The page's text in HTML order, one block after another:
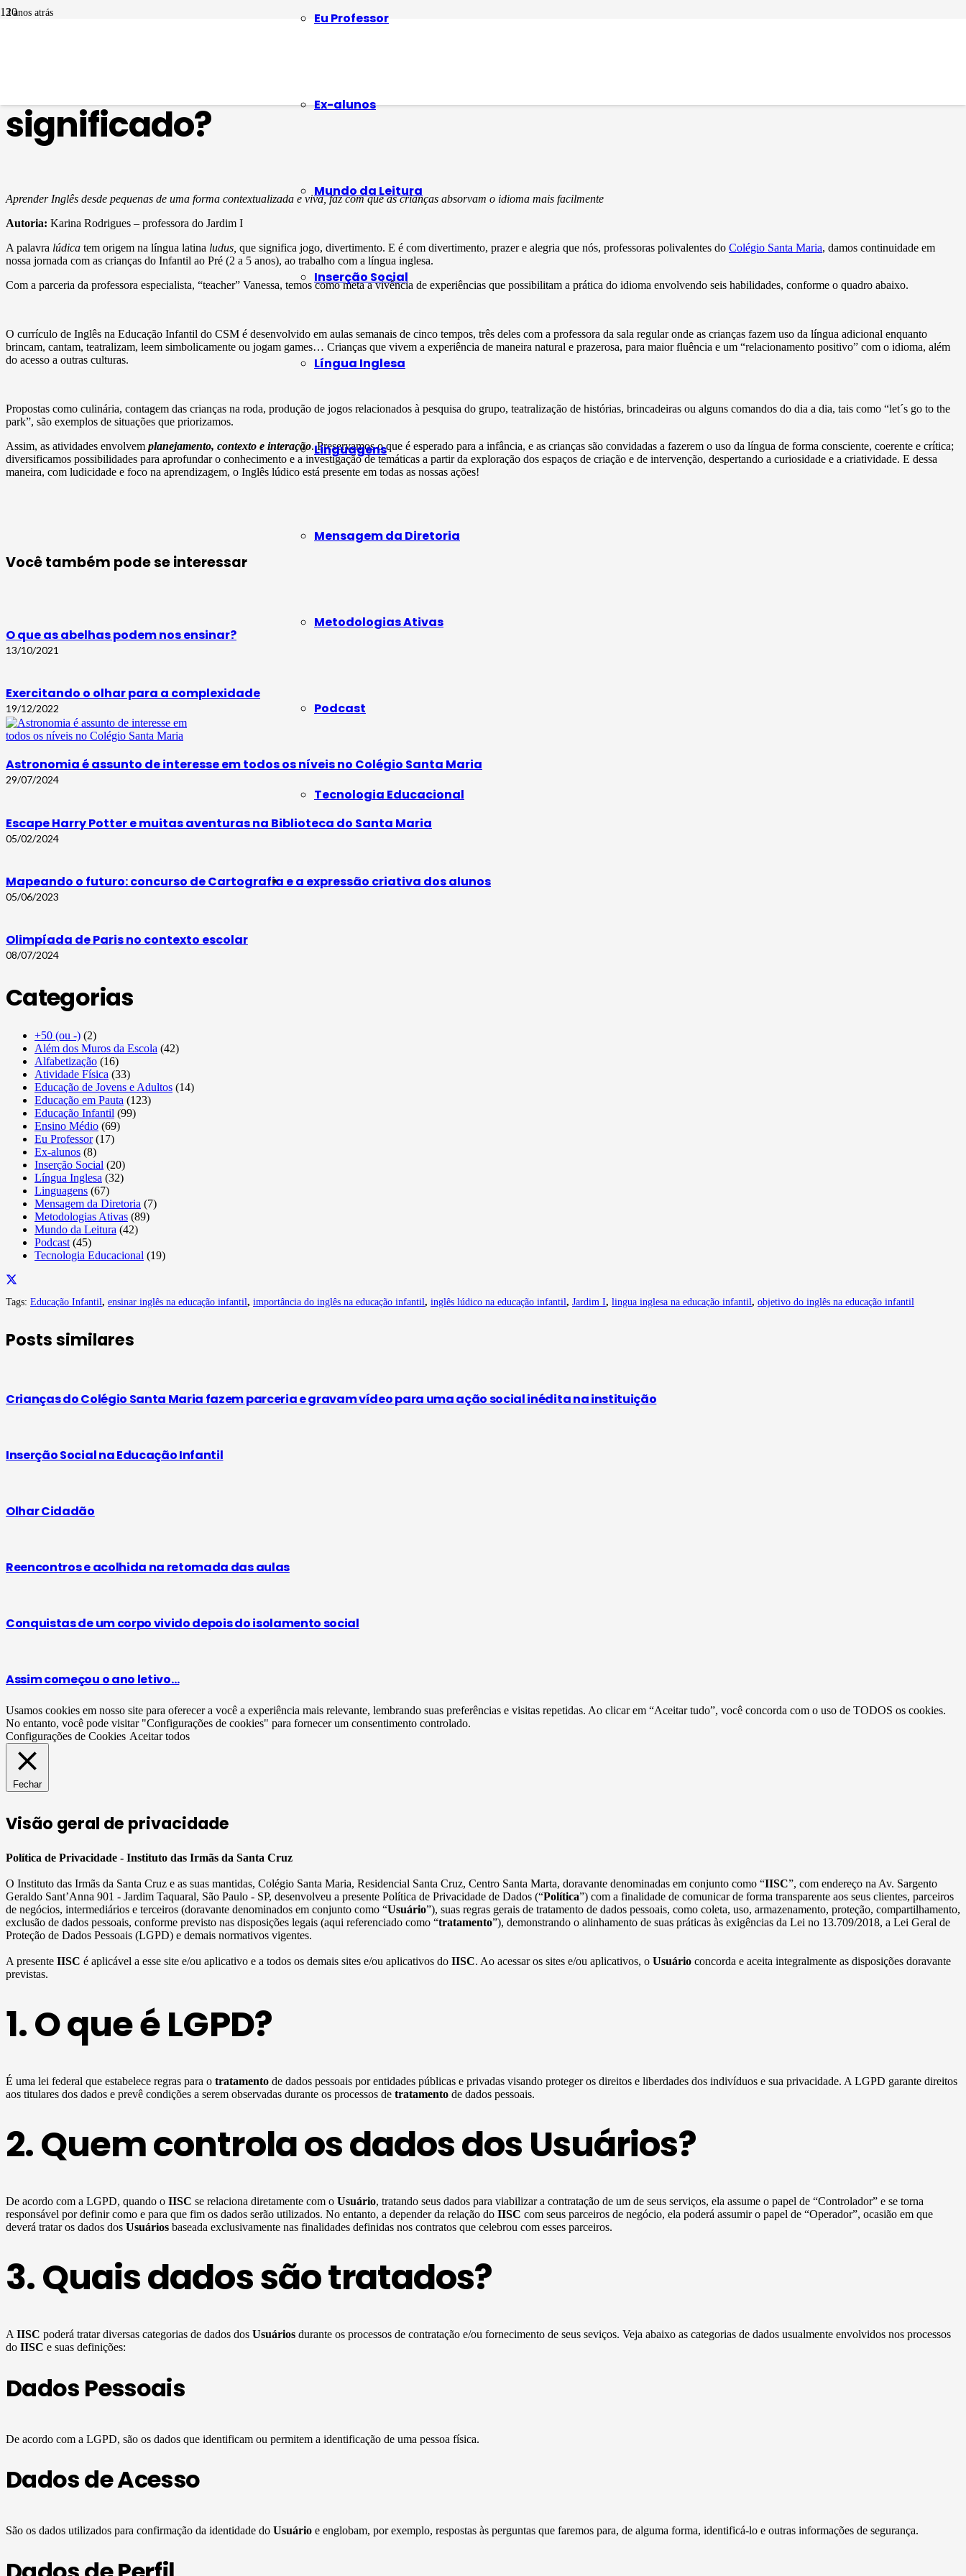
Eu Professor
Ex-alunos
Mundo da Leitura
Inserção Social
Língua Inglesa
Linguagens
Mensagem da Diretoria
Metodologias Ativas
Podcast
Tecnologia Educacional
3 anos atrás
significado?
Aprender Inglês desde pequenas de uma forma contextualizada e viva, faz com que as crianças absorvam o idioma mais facilmente
Autoria: Karina Rodrigues – professora do Jardim I
A palavra lúdica tem origem na língua latina ludus, que significa jogo, divertimento. E é com divertimento, prazer e alegria que nós, professoras polivalentes do Colégio Santa Maria, damos continuidade em
nossa jornada com as crianças do Infantil ao Pré (2 a 5 anos), ao trabalho com a língua inglesa.
Com a parceria da professora especialista, “teacher” Vanessa, temos como meta a vivência de experiências que possibilitam a prática do idioma envolvendo seis habilidades, conforme o quadro abaixo.
O currículo de Inglês na Educação Infantil do CSM é desenvolvido em aulas semanais de cinco tempos, três deles com a professora da sala regular onde as crianças fazem uso da língua adicional enquanto
brincam, cantam, teatralizam, leem simbolicamente ou jogam games… Crianças que vivem a experiência de maneira natural e prazerosa, para maior fluência e um “relacionamento positivo” com o idioma, além
do acesso a outras culturas.
Propostas como culinária, contagem das crianças na roda, produção de jogos relacionados à pesquisa do grupo, teatralização de histórias, brincadeiras ou alguns comandos do dia a dia, tais como “let´s go to the
park”, são exemplos de situações que priorizamos.
Assim, as atividades envolvem planejamento, contexto e interação. Preservamos o que é esperado para a infância, e as crianças são convidadas a fazerem o uso da língua de forma consciente, coerente e crítica;
diversificamos possibilidades para aprofundar o conhecimento e a investigação de temáticas a partir da exploração dos espaços de criação e de intervenção, despertando a curiosidade e a criatividade. E dessa
maneira, com ludicidade e foco na aprendizagem, o Inglês lúdico está presente em todas as nossas ações!
Você também pode se interessar
O que as abelhas podem nos ensinar?
13/10/2021
Exercitando o olhar para a complexidade
19/12/2022
Astronomia é assunto de interesse em todos os níveis no Colégio Santa Maria
29/07/2024
Escape Harry Potter e muitas aventuras na Biblioteca do Santa Maria
05/02/2024
Mapeando o futuro: concurso de Cartografia e a expressão criativa dos alunos
05/06/2023
Olimpíada de Paris no contexto escolar
08/07/2024
Categorias
+50 (ou -) (2)
Além dos Muros da Escola (42)
Alfabetização (16)
Atividade Física (33)
Educação de Jovens e Adultos (14)
Educação em Pauta (123)
Educação Infantil (99)
Ensino Médio (69)
Eu Professor(17)
Ex-alunos (8)
Inserção Social (20)
Língua Inglesa (32)
Linguagens (67)
Mensagem da Diretoria (7)
Metodologias Ativas (89)
Mundo da Leitura (42)
Podcast (45)
Tecnologia Educacional (19)
Tags: Educação Infantil, ensinar inglês na educação infantil, importância do inglês na educação infantil, inglês lúdico na educação infantil, Jardim I, lingua inglesa na educação infantil, objetivo do inglês na educação infantil
Posts similares
Crianças do Colégio Santa Maria fazem parceria e gravam vídeo para uma ação social inédita na instituição
Inserção Social na Educação Infantil
Olhar Cidadão
Reencontros e acolhida na retomada das aulas
Conquistas de um corpo vivido depois do isolamento social
Assim começou o ano letivo…
Usamos cookies em nosso site para oferecer a você a experiência mais relevante, lembrando suas preferências e visitas repetidas. Ao clicar em “Aceitar tudo”, você concorda com o uso de TODOS os cookies.
No entanto, você pode visitar "Configurações de cookies" para fornecer um consentimento controlado.
Configurações de Cookies Aceitar todos
Fechar
Visão geral de privacidade
Política de Privacidade - Instituto das Irmãs da Santa Cruz
O Instituto das Irmãs da Santa Cruz e as suas mantidas, Colégio Santa Maria, Residencial Santa Cruz, Centro Santa Marta, doravante denominadas em conjunto como “IISC”, com endereço na Av. Sargento
Geraldo Sant’Anna 901 - Jardim Taquaral, São Paulo - SP, desenvolveu a presente Política de Privacidade de Dados (“Política”) com a finalidade de comunicar de forma transparente aos seus clientes, parceiros
de negócios, intermediários e terceiros (doravante denominados em conjunto como “Usuário”), suas regras gerais de tratamento de dados pessoais, como coleta, uso, armazenamento, proteção, compartilhamento,
exclusão de dados pessoais, conforme previsto nas disposições legais (aqui referenciado como “tratamento”), demonstrando o alinhamento de suas práticas às exigências da Lei no 13.709/2018, a Lei Geral de
Proteção de Dados Pessoais (LGPD) e demais normativos vigentes.
A presente IISC é aplicável a esse site e/ou aplicativo e a todos os demais sites e/ou aplicativos do IISC. Ao acessar os sites e/ou aplicativos, o Usuário concorda e aceita integralmente as disposições doravante
previstas.
1. O que é LGPD?
É uma lei federal que estabelece regras para o tratamento de dados pessoais por entidades públicas e privadas visando proteger os direitos e liberdades dos indivíduos e sua privacidade. A LGPD garante direitos
aos titulares dos dados e prevê condições a serem observadas durante os processos de tratamento de dados pessoais.
2. Quem controla os dados dos Usuários?
De acordo com a LGPD, quando o IISC se relaciona diretamente com o Usuário, tratando seus dados para viabilizar a contratação de um de seus serviços, ela assume o papel de “Controlador” e se torna
responsável por definir como e para que fim os dados serão utilizados. No entanto, a depender da relação do IISC com seus parceiros de negócio, ela poderá assumir o papel de “Operador”, ocasião em que
deverá tratar os dados dos Usuários baseada exclusivamente nas finalidades definidas nos contratos que celebrou com esses parceiros.
3. Quais dados são tratados?
A IISC poderá tratar diversas categorias de dados dos Usuários durante os processos de contratação e/ou fornecimento de seus seviços. Veja abaixo as categorias de dados usualmente envolvidos nos processos
do IISC e suas definições:
Dados Pessoais
De acordo com a LGPD, são os dados que identificam ou permitem a identificação de uma pessoa física.
Dados de Acesso
São os dados utilizados para confirmação da identidade do Usuário e englobam, por exemplo, respostas às perguntas que faremos para, de alguma forma, identificá-lo e outras informações de segurança.